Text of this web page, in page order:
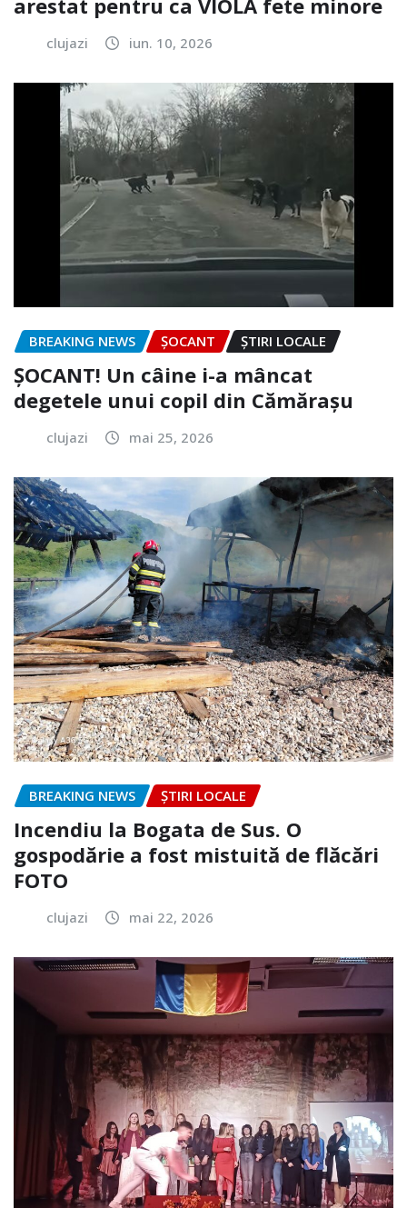
clujazi iun. 10, 2026
BREAKING NEWS ȘOCANT ȘTIRI LOCALE
ȘOCANT! Un câine i-a mâncat
degetele unui copil din Cămărașu
clujazi mai 25, 2026
BREAKING NEWS ȘTIRI LOCALE
Incendiu la Bogata de Sus. O
gospodărie a fost mistuită de flăcări
FOTO
clujazi mai 22, 2026